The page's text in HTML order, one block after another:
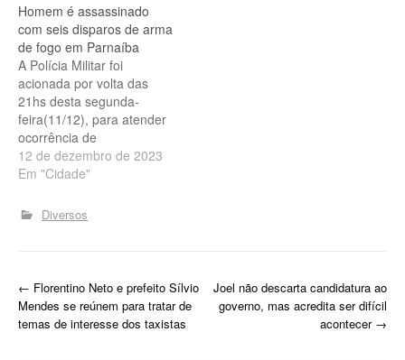
Homem é assassinado
com seis disparos de arma
de fogo em Parnaíba
A Polícia Militar foi
acionada por volta das
21hs desta segunda-
feira(11/12), para atender
ocorrência de
homicídio nas imediações
da Quadra F, conjunto
barreiro, em Parnaíba,
litoral do Piauí. FOTO:
polícia encontrou o corpo
de um rapaz atingido
com…
12 de dezembro de 2023
Em "Cidade"
Diversos
P
o
← Florentino Neto e prefeito Sílvio
Mendes se reúnem para tratar de
temas de interesse dos taxistas
Joel não descarta candidatura ao
governo, mas acredita ser difícil
acontecer →